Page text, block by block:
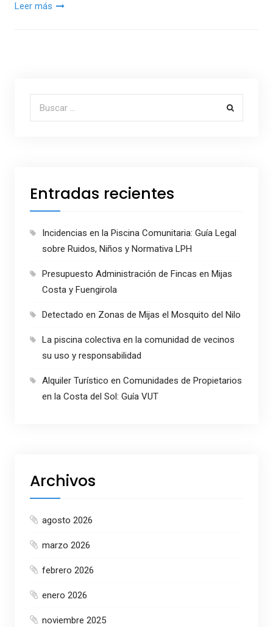
Leer más
Buscar por:
Entradas recientes
Incidencias en la Piscina Comunitaria: Guía Legal
sobre Ruidos, Niños y Normativa LPH
Presupuesto Administración de Fincas en Mijas
Costa y Fuengirola
Detectado en Zonas de Mijas el Mosquito del Nilo
La piscina colectiva en la comunidad de vecinos
su uso y responsabilidad
Alquiler Turístico en Comunidades de Propietarios
en la Costa del Sol: Guía VUT
Archivos
agosto 2026
marzo 2026
febrero 2026
enero 2026
noviembre 2025